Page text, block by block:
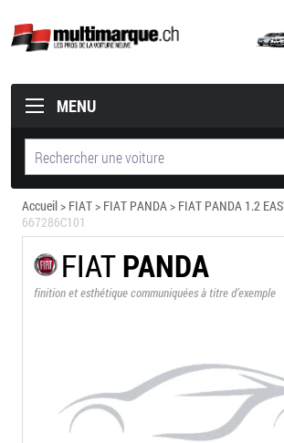
MENU
Accueil> FIAT> FIAT PANDA> FIAT PANDA 1.2
667286C101
FIATPANDA
finition et esthétique communiquées à titre d’exemple